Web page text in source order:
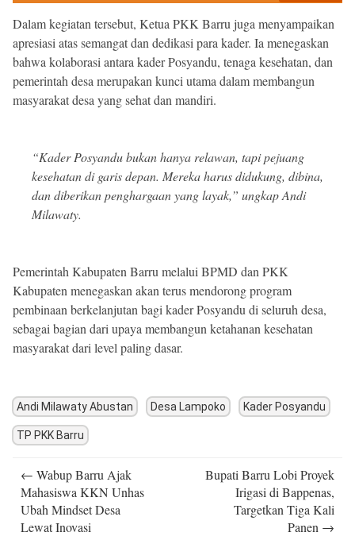
Dalam kegiatan tersebut, Ketua PKK Barru juga menyampaikan
apresiasi atas semangat dan dedikasi para kader. Ia menegaskan
bahwa kolaborasi antara kader Posyandu, tenaga kesehatan, dan
pemerintah desa merupakan kunci utama dalam membangun
masyarakat desa yang sehat dan mandiri.
“Kader Posyandu bukan hanya relawan, tapi pejuang
kesehatan di garis depan. Mereka harus didukung, dibina,
dan diberikan penghargaan yang layak,” ungkap Andi
Milawaty.
Pemerintah Kabupaten Barru melalui BPMD dan PKK
Kabupaten menegaskan akan terus mendorong program
pembinaan berkelanjutan bagi kader Posyandu di seluruh desa,
sebagai bagian dari upaya membangun ketahanan kesehatan
masyarakat dari level paling dasar.
Andi Milawaty Abustan Desa Lampoko Kader Posyandu
TP PKK Barru
navigation
← Wabup Barru Ajak
Mahasiswa KKN Unhas
Ubah Mindset Desa
Lewat Inovasi
Bupati Barru Lobi Proyek
Irigasi di Bappenas,
Targetkan Tiga Kali
Panen →